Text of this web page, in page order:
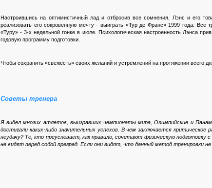
Настроившись на оптимистичный лад и отбросив все сомнения, Лэнс и его
реализовать его сокровенную мечту - выиграть «Тур де Франс» 1999 года. Все
«Туру» - 3-х недельной гонке в июле. Психологическая настроенность Лэнса
годовую программу подготовки.
Чтобы сохранить «свежесть» своих желаний и устремлений на протяжении всего
Советы тренера
Я видел многих атлетов, выигравших чемпионаты мира, Олимпийские и
достигали каких-либо значительных успехов. В чем заключается
неудачу? Те, кто преуспевает, как правило, сочетают физическую
не видят перед собой преград. Если они видят, что данный метод тренировки